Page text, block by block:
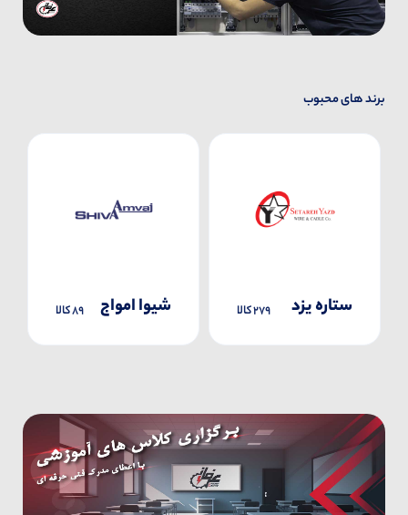
برند های محبوب
ستاره یزد 279 کالا شیوا امواج 89 کالا